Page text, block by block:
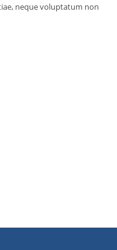
neque voluptatum non